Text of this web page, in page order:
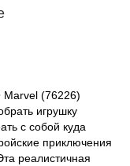
Marvel (76226)
игрушку
с собой куда
приключения
реалистичная